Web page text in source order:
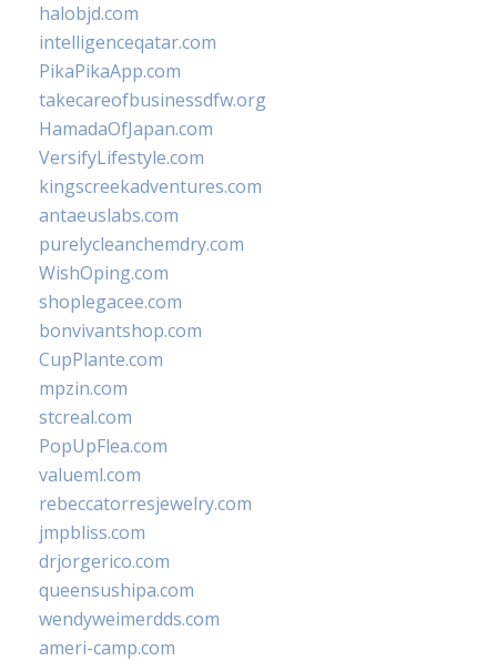
halobjd.com
intelligenceqatar.com
PikaPikaApp.com
takecareofbusinessdfw.org
HamadaOfJapan.com
VersifyLifestyle.com
kingscreekadventures.com
antaeuslabs.com
purelycleanchemdry.com
WishOping.com
shoplegacee.com
bonvivantshop.com
CupPlante.com
mpzin.com
stcreal.com
PopUpFlea.com
valueml.com
rebeccatorresjewelry.com
jmpbliss.com
drjorgerico.com
queensushipa.com
wendyweimerdds.com
ameri-camp.com